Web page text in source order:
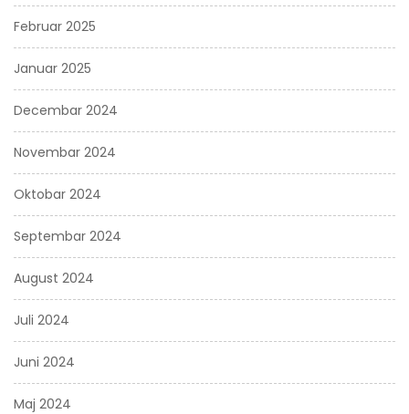
Februar 2025
Januar 2025
Decembar 2024
Novembar 2024
Oktobar 2024
Septembar 2024
August 2024
Juli 2024
Juni 2024
Maj 2024